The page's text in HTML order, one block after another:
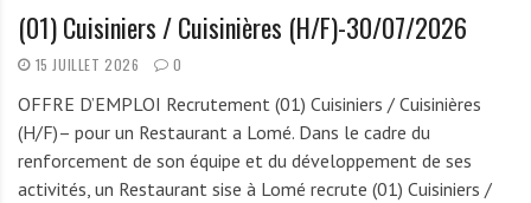
(01) Cuisiniers / Cuisinières (H/F)-30/07/2026
15 JUILLET 2026 0
OFFRE D’EMPLOI Recrutement (01) Cuisiniers / Cuisinières
(H/F)– pour un Restaurant a Lomé. Dans le cadre du
renforcement de son équipe et du développement de ses
activités, un Restaurant sise à Lomé recrute (01) Cuisiniers /